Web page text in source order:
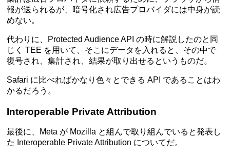
報が送られるが、暗号化され広告プロバイダには中身が読
めない。
代わりに、Protected Audience API の時に解説したのと同
じく TEE を用いて、そこにデータを入れると、その中で
復号され、集計され、結果が取り出せるというものだ。
Safari に比べればかなり色々とできる API であることはわ
かるだろう。
Interoperable Private Attribution
最後に、Meta が Mozilla と組んで取り組んでいると発表し
た Interoperable Private Attribution についてだ。